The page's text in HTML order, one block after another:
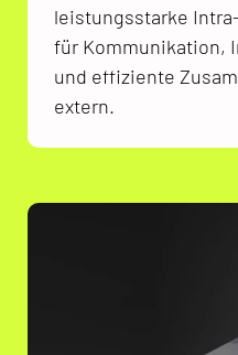
leistungsstarke
für Kommunikation,
und effiziente
extern.